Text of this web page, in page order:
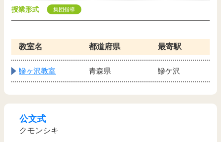
授業形式 集団指導
教室名 都道府県 最寄駅
鰺ヶ沢教室 青森県 鰺ケ沢
公文式
クモンシキ